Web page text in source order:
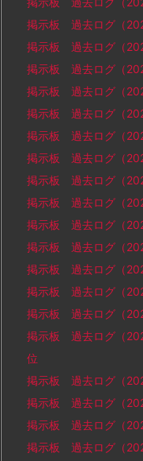
掲示板 過去ログ（
掲示板 過去ログ（
掲示板 過去ログ（
掲示板 過去ログ（
掲示板 過去ログ（
掲示板 過去ログ（
掲示板 過去ログ（
掲示板 過去ログ（
掲示板 過去ログ（
掲示板 過去ログ（
掲示板 過去ログ（
掲示板 過去ログ（
掲示板 過去ログ（
掲示板 過去ログ（
掲示板 過去ログ（
位
掲示板 過去ログ（
掲示板 過去ログ（
掲示板 過去ログ（
掲示板 過去ログ（